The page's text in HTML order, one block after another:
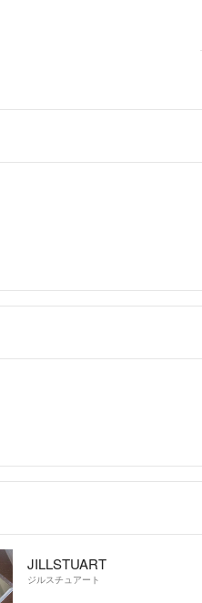
JILLSTUART
ジルスチュアート